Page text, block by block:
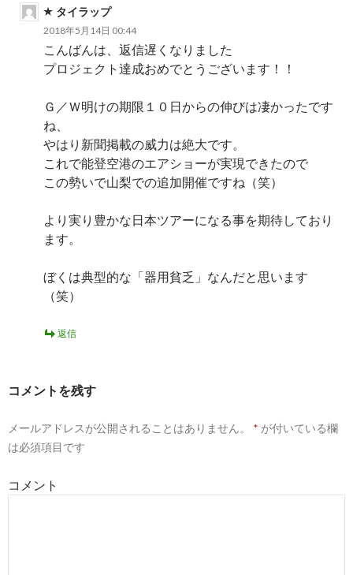
タイラップ
2018年5月14日 00:44
こんばんは、返信遅くなりました
プロジェクト達成おめでとうございます！！
Ｇ／Ｗ明けの期限１０日からの伸びは凄かったです
ね、
やはり新聞掲載の威力は絶大です。
これで能登空港のエアショーが実現できたので
この勢いで山梨での追加開催ですね（笑）
より実り豊かな日本ツアーになる事を期待しており
ます。
ぼくは典型的な「器用貧乏」なんだと思います
（笑）
返信
コメントを残す
メールアドレスが公開されることはありません。 * が付いている欄
は必須項目です
コメント